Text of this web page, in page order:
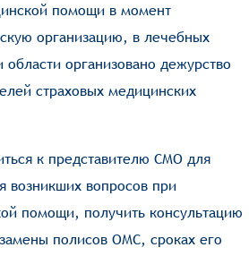
помощи в момент
организацию, в лечебных
организовано дежурство
страховых медицинских
к представителю СМО для
возникших вопросов при
помощи, получить консультацию
полисов ОМС, сроках его